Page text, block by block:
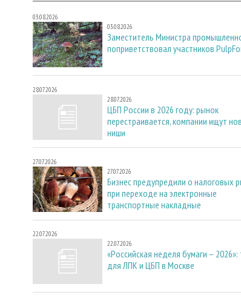
03.08.2026
03.08.2026
Заместитель Министра
поприветствовал участников
28.07.2026
28.07.2026
ЦБП России в 2026 году: рынок
перестраивается, компании ищут
ниши
27.07.2026
27.07.2026
Бизнес предупредили о налоговых
при переходе на электронные
транспортные накладные
22.07.2026
22.07.2026
«Российская неделя бумаги –
для ЛПК и ЦБП в Москве